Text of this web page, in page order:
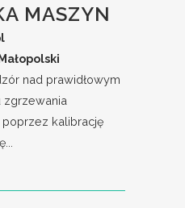
MASZYN
nad prawidłowym
poprzez kalibrację